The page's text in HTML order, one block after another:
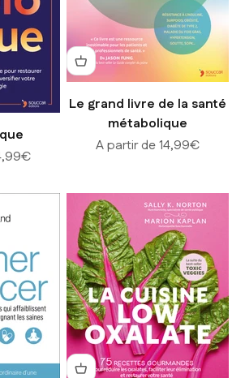
Le grand livre de la santé
métabolique
Prix de vente
A partir de 14,99€